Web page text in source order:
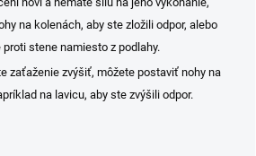
na kolenách, aby ste zložili odpor, alebo
stene namiesto z podlahy.
zaťaženie zvýšiť, môžete postaviť nohy na
na lavicu, aby ste zvýšili odpor.